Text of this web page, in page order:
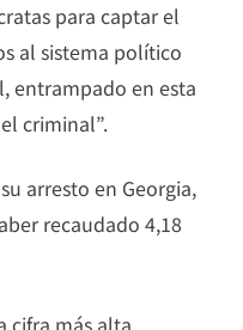
para captar el
al sistema político
entrampado en esta
criminal”.
arresto en Georgia,
recaudado 4,18